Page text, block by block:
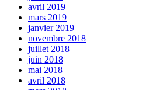
avril 2019
mars 2019
janvier 2019
novembre 2018
juillet 2018
juin 2018
mai 2018
avril 2018